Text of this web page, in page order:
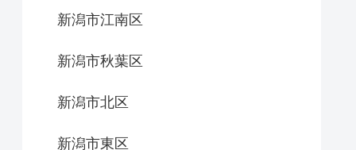
新潟市江南区
新潟市秋葉区
新潟市北区
新潟市東区